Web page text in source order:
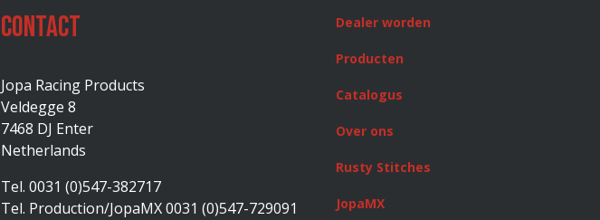
Contact
Jopa Racing Products
Veldegge 8
7468 DJ Enter
Netherlands
Tel. 0031 (0)547-382717
Tel. Production/JopaMX 0031 (0)547-729091
Dealer worden
Producten
Catalogus
Over ons
Rusty Stitches
JopaMX